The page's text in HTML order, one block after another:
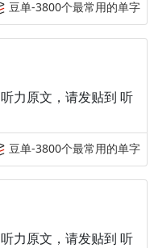
豆单-3800个最常用的单字
力原文，请发贴到 听
豆单-3800个最常用的单字
力原文，请发贴到 听